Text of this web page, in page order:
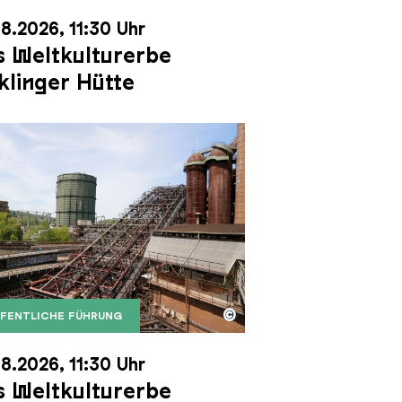
11:30 Uhr
Weltkulturerbe
Hütte
Gasometer im Hintergrund
Heinrich Veith
FÜHRUNG
der Völklinger Hütte mit dem
Weltkulturerbe Völklinger Hütte | Karl
©
11:30 Uhr
Weltkulturerbe